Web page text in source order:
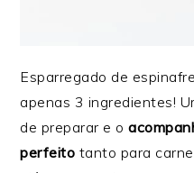
Esparregado de
apenas 3 ingredientes!
de preparar e o
perfeito tanto para